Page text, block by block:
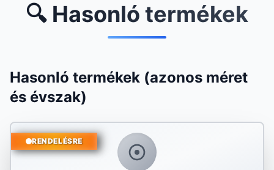
🔍 Hasonló termékek
Hasonló termékek (azonos méret
és évszak)
RENDELÉSRE